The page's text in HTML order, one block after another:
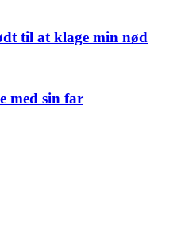
til at klage min nød
med sin far